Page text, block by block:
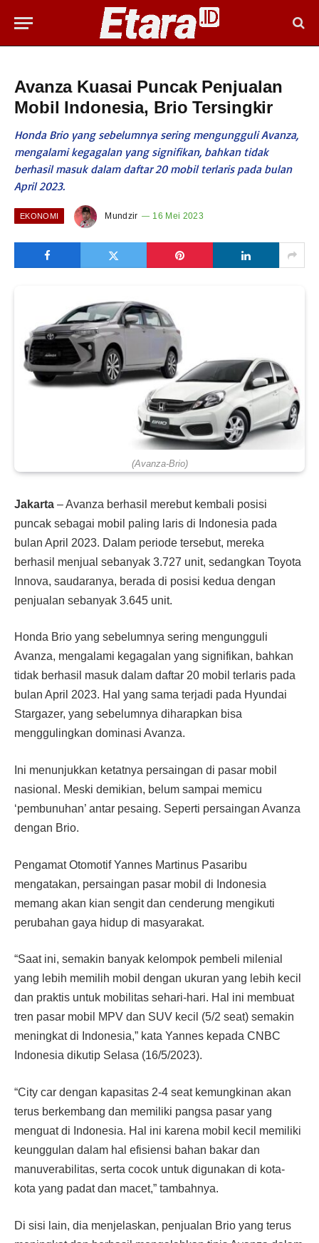
Avanza Kuasai Puncak Penjualan
Mobil Indonesia, Brio Tersingkir
Honda Brio yang sebelumnya sering mengungguli Avanza,
mengalami kegagalan yang signifikan, bahkan tidak
berhasil masuk dalam daftar 20 mobil terlaris pada bulan
April 2023.
EKONOMI Mundzir 16 Mei 2023
(Avanza-Brio)
Jakarta –Avanza berhasil merebut kembali posisi
puncak sebagai mobil paling laris di Indonesia pada
bulan April 2023. Dalam periode tersebut, mereka
berhasil menjual sebanyak 3.727 unit, sedangkan Toyota
Innova, saudaranya, berada di posisi kedua dengan
penjualan sebanyak 3.645 unit.
Honda Brio yang sebelumnya sering mengungguli
Avanza, mengalami kegagalan yang signifikan, bahkan
tidak berhasil masuk dalam daftar 20 mobil terlaris pada
bulan April 2023. Hal yang sama terjadi pada Hyundai
Stargazer, yang sebelumnya diharapkan bisa
menggulingkan dominasi Avanza.
Ini menunjukkan ketatnya persaingan di pasar mobil
nasional. Meski demikian, belum sampai memicu
‘pembunuhan’ antar pesaing. Seperti persaingan Avanza
dengan Brio.
Pengamat Otomotif Yannes Martinus Pasaribu
mengatakan, persaingan pasar mobil di Indonesia
memang akan kian sengit dan cenderung mengikuti
perubahan gaya hidup di masyarakat.
“Saat ini, semakin banyak kelompok pembeli milenial
yang lebih memilih mobil dengan ukuran yang lebih kecil
dan praktis untuk mobilitas sehari-hari. Hal ini membuat
tren pasar mobil MPV dan SUV kecil (5/2 seat) semakin
meningkat di Indonesia,” kata Yannes kepada CNBC
Indonesia dikutip Selasa (16/5/2023).
“City car dengan kapasitas 2-4 seat kemungkinan akan
terus berkembang dan memiliki pangsa pasar yang
menguat di Indonesia. Hal ini karena mobil kecil memiliki
keunggulan dalam hal efisiensi bahan bakar dan
manuverabilitas, serta cocok untuk digunakan di kota-
kota yang padat dan macet,” tambahnya.
Di sisi lain, dia menjelaskan, penjualan Brio yang terus